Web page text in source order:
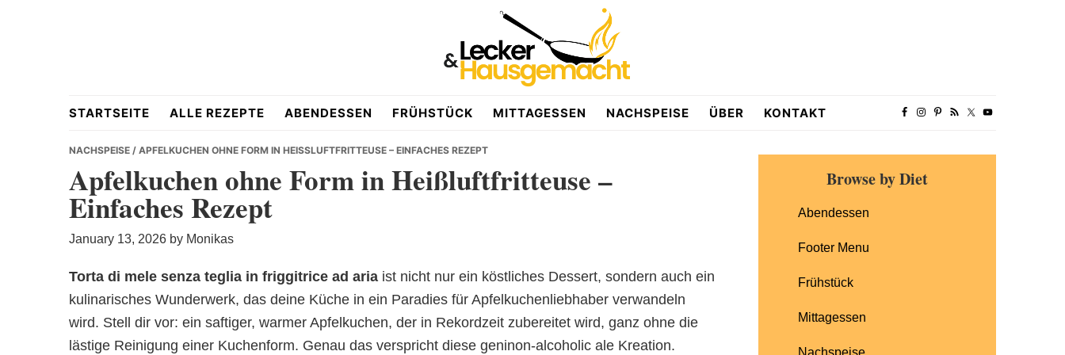
Hausgemacht
&
Lecker
STARTSEITE ALLE REZEPTE ABENDESSEN FRÜHSTÜCK MITTAGESSEN NACHSPEISE ÜBER KONTAKT
NACHSPEISE / APFELKUCHEN OHNE FORM IN HEISSLUFTFRITTEUSE – EINFACHES REZEPT
Apfelkuchen ohne Form in Heißluftfritteuse –
Einfaches Rezept
January 13, 2026 by Monikas
Torta di mele senza teglia in friggitrice ad aria ist nicht nur ein köstliches Dessert, sondern auch ein
kulinarisches Wunderwerk, das deine Küche in ein Paradies für Apfelkuchenliebhaber verwandeln
wird. Stell dir vor: ein saftiger, warmer Apfelkuchen, der in Rekordzeit zubereitet wird, ganz ohne die
lästige Reinigung einer Kuchenform. Genau das verspricht diese geninon-alcoholic ale Kreation.
Primary
SidebarBrowse by Diet
Abendessen
Footer Menu
Frühstück
Mittagessen
Nachspeise